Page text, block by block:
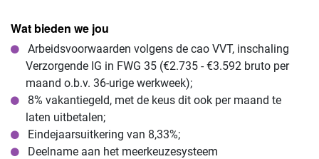
Wat bieden we jou
Arbeidsvoorwaarden volgens de cao VVT, inschaling
Verzorgende IG in FWG 35 (€2.735 - €3.592 bruto per
maand o.b.v. 36-urige werkweek);
8% vakantiegeld, met de keus dit ook per maand te
laten uitbetalen;
Eindejaarsuitkering van 8,33%;
Deelname aan het meerkeuzesysteem